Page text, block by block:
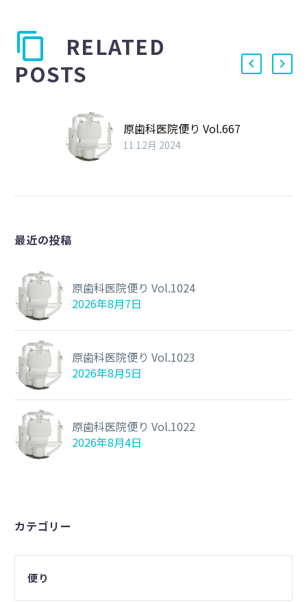
RELATED
POSTS
原歯科医院便り Vol.667
11 12月 2024
最近の投稿
原歯科医院便り Vol.1024
2026年8月7日
原歯科医院便り Vol.1023
2026年8月5日
原歯科医院便り Vol.1022
2026年8月4日
カテゴリー
便り